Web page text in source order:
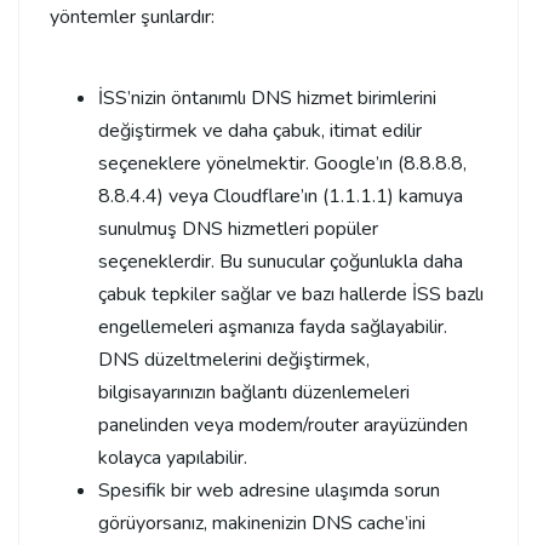
yöntemler şunlardır:
İSS’nizin öntanımlı DNS hizmet birimlerini
değiştirmek ve daha çabuk, itimat edilir
seçeneklere yönelmektir. Google’ın (8.8.8.8,
8.8.4.4) veya Cloudflare’ın (1.1.1.1) kamuya
sunulmuş DNS hizmetleri popüler
seçeneklerdir. Bu sunucular çoğunlukla daha
çabuk tepkiler sağlar ve bazı hallerde İSS bazlı
engellemeleri aşmanıza fayda sağlayabilir.
DNS düzeltmelerini değiştirmek,
bilgisayarınızın bağlantı düzenlemeleri
panelinden veya modem/router arayüzünden
kolayca yapılabilir.
Spesifik bir web adresine ulaşımda sorun
görüyorsanız, makinenizin DNS cache’ini